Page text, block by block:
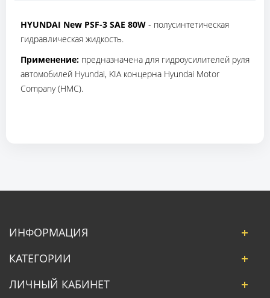
HYUNDAI New PSF-3 SAE 80W - полусинтетическая
гидравлическая жидкость.
Применение: предназначена для гидроусилителей руля
автомобилей Hyundai, KIA концерна Hyundai Motor
Company (HMC).
ИНФОРМАЦИЯ
КАТЕГОРИИ
ЛИЧНЫЙ КАБИНЕТ